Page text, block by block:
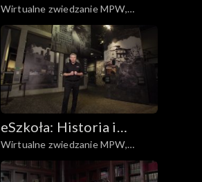
Literatura
Wirtualne zwiedzanie MPW,
Exodus
eSzkoła: Historia i
Literatura
Wirtualne zwiedzanie MPW,
Śródmieście, Mokotów